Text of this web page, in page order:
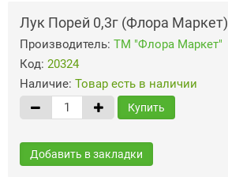
Лук Порей 0,3г (Флора Маркет)
Производитель: ТМ "Флора Маркет"
Код: 20324
Наличие: Товар есть в наличии
Купить
Добавить в закладки